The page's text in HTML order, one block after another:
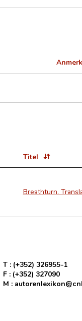
Titel
Breathturn.
T : (+352) 326955-1
F : (+352) 327090
M :